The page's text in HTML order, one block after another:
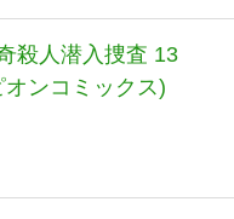
殺人潜入捜査 13
ンコミックス)